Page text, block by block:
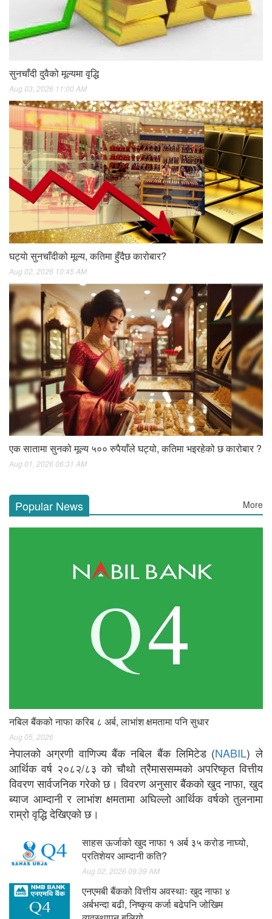
सुनचाँदी दुवैको मूल्यमा वृद्धि
Aug 03, 2026 11:00 AM
घट्याे सुनचाँदीको मूल्य, कतिमा हुँदैछ कारोबार?
Aug 02, 2026 10:45 AM
एक सातामा सुनको मूल्य ५०० रुपैयाँले घट्यो, कतिमा भइरहेको छ कारोबार ?
Aug 01, 2026 06:31 AM
Popular News More
नबिल बैंकको नाफा करिब ८ अर्ब, लाभांश क्षमतामा पनि सुधार
Aug 05, 2026
नेपालको अग्रणी वाणिज्य बैंक नबिल बैंक लिमिटेड (NABIL) ले
आर्थिक वर्ष २०८२/८३ को चौथो त्रैमाससम्मको अपरिष्कृत वित्तीय
विवरण सार्वजनिक गरेको छ। विवरण अनुसार बैंकको खुद नाफा, खुद
ब्याज आम्दानी र लाभांश क्षमतामा अघिल्लो आर्थिक वर्षको तुलनामा
राम्रो वृद्धि देखिएको छ।
साहस ऊर्जाको खुद नाफा १ अर्ब ३५ करोड नाघ्यो,
प्रतिशेयर आम्दानी कति?
Aug 02, 2026 09:39 AM
एनएमबी बैंकको वित्तीय अवस्थाः खुद नाफा ४
अर्बभन्दा बढी, निष्कृय कर्जा बढेपनि जोखिम